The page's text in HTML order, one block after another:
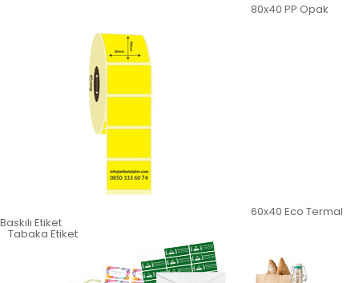
80x40 PP Opak
60x40 Eco Termal
Baskılı Etiket
Tabaka Etiket